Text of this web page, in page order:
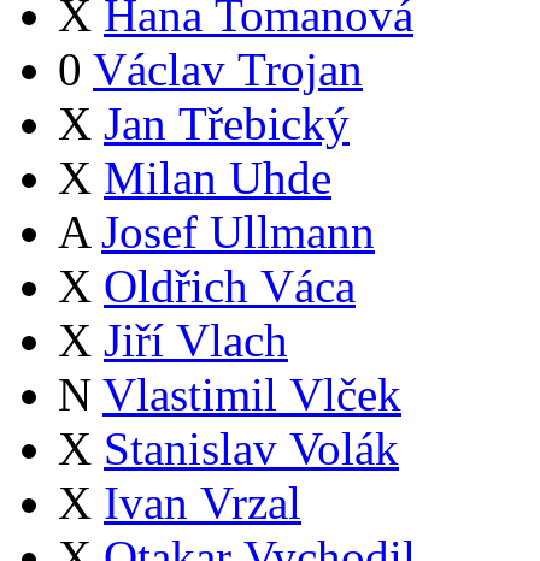
X Hana Tomanová
0 Václav Trojan
X Jan Třebický
X Milan Uhde
A Josef Ullmann
X Oldřich Váca
X Jiří Vlach
N Vlastimil Vlček
X Stanislav Volák
X Ivan Vrzal